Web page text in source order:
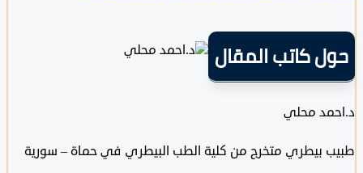
كاتب المقال
محلي
بيطري متخرج من كلية الطب البيطري في حماة – سورية